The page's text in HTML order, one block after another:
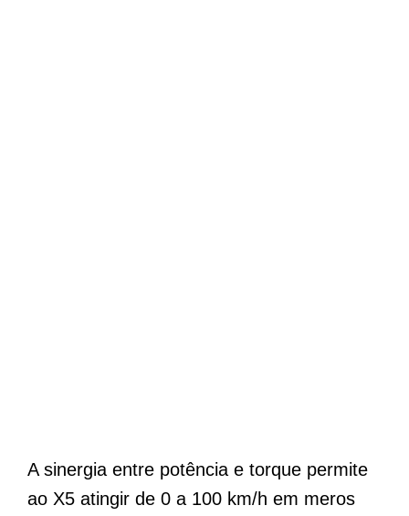
A sinergia entre potência e torque permite
ao X5 atingir de 0 a 100 km/h em meros